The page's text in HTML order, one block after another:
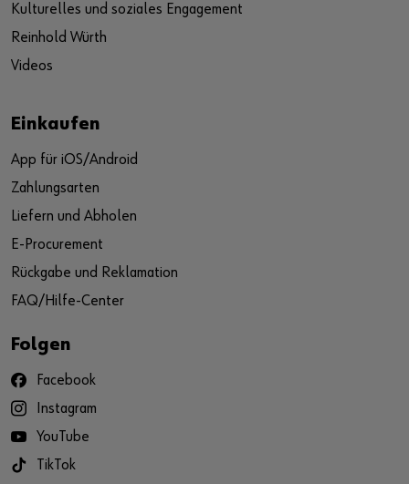
Kulturelles und soziales Engagement
Reinhold Würth
Videos
Einkaufen
App für iOS/Android
Zahlungsarten
Liefern und Abholen
E-Procurement
Rückgabe und Reklamation
FAQ/Hilfe-Center
Folgen
Facebook
Instagram
YouTube
TikTok